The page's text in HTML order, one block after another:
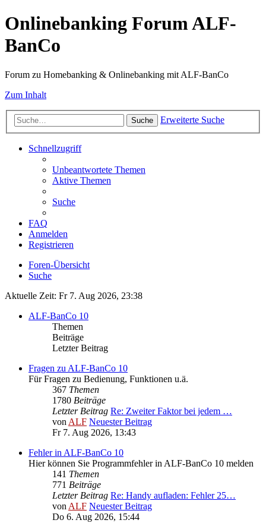
Onlinebanking Forum ALF-
BanCo
Forum zu Homebanking & Onlinebanking mit ALF-BanCo
Zum Inhalt
Suche Erweiterte Suche
Schnellzugriff
Unbeantwortete Themen
Aktive Themen
Suche
FAQ
Anmelden
Registrieren
Foren-Übersicht
Suche
Aktuelle Zeit: Fr 7. Aug 2026, 23:38
ALF-BanCo 10
Themen
Beiträge
Letzter Beitrag
Fragen zu ALF-BanCo 10
Für Fragen zu Bedienung, Funktionen u.ä.
367 Themen
1780 Beiträge
Letzter Beitrag Re: Zweiter Faktor bei jedem …
vonALF Neuester Beitrag
Fr 7. Aug 2026, 13:43
Fehler in ALF-BanCo 10
Hier können Sie Programmfehler in ALF-BanCo 10 melden
141 Themen
771 Beiträge
Letzter Beitrag Re: Handy aufladen: Fehler 25…
vonALF Neuester Beitrag
Do 6. Aug 2026, 15:44